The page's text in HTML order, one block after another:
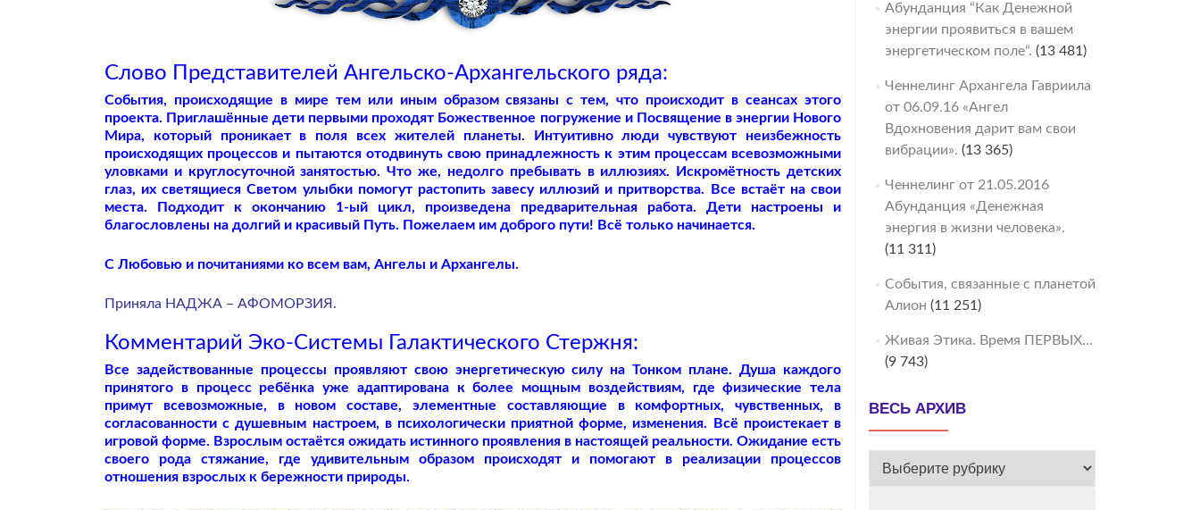
Слово Представителей Ангельско-Архангельского ряда:
События, происходящие в мире тем или иным образом связаны с тем, что происходит в сеансах этого
проекта. Приглашённые дети первыми проходят Божественное погружение и Посвящение в энергии Нового
Мира, который проникает в поля всех жителей планеты. Интуитивно люди чувствуют неизбежность
происходящих процессов и пытаются отодвинуть свою принадлежность к этим процессам всевозможными
уловками и круглосуточной занятостью. Что же, недолго пребывать в иллюзиях. Искромётность детских
глаз, их светящиеся Светом улыбки помогут растопить завесу иллюзий и притворства. Все встаёт на свои
места. Подходит к окончанию 1-ый цикл, произведена предварительная работа. Дети настроены и
благословлены на долгий и красивый Путь. Пожелаем им доброго пути! Всё только начинается.
С Любовью и почитаниями ко всем вам, Ангелы и Архангелы.
Приняла НАДЖА – АФОМОРЗИЯ.
Комментарий Эко-Системы Галактического Стержня:
Все задействованные процессы проявляют свою энергетическую силу на Тонком плане. Душа каждого
принятого в процесс ребёнка уже адаптирована к более мощным воздействиям, где физические тела
примут всевозможные, в новом составе, элементные составляющие в комфортных, чувственных, в
согласованности с душевным настроем, в психологически приятной форме, изменения. Всё проистекает в
игровой форме. Взрослым остаётся ожидать истинного проявления в настоящей реальности. Ожидание есть
своего рода стяжание, где удивительным образом происходят и помогают в реализации процессов
отношения взрослых к бережности природы.
Абунданция “Как Денежной
энергии проявиться в вашем
энергетическом поле“. (13 481)
Ченнелинг Архангела Гавриила
от 06.09.16 «Ангел
Вдохновения дарит вам свои
вибрации». (13 365)
Ченнелинг от 21.05.2016
Абунданция «Денежная
энергия в жизни человека».
(11 311)
События, связанные с планетой
Алион (11 251)
Живая Этика. Время ПЕРВЫХ…
(9 743)
ВЕСЬ АРХИВ
ВЕСЬ